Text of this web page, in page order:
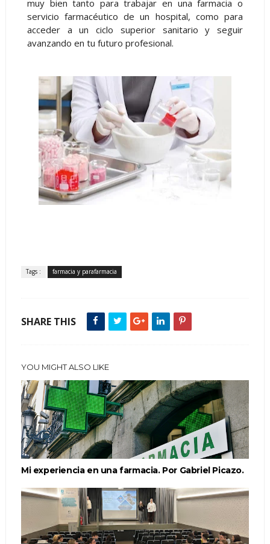
muy bien tanto para trabajar en una farmacia o
servicio farmacéutico de un hospital, como para
acceder a un ciclo superior sanitario y seguir
avanzando en tu futuro profesional.
Tags : farmacia y parafarmacia
SHARE THIS
YOU MIGHT ALSO LIKE
Mi experiencia en una farmacia. Por Gabriel Picazo.